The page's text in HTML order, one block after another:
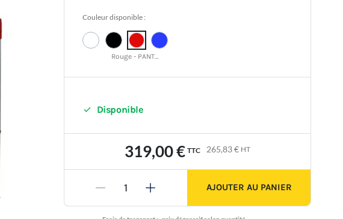
Couleur disponible :
Rouge - PANTONE 18-1663 TCX
 Disponible
319,00 € TTC 265,83 € HT
- + AJOUTER AU PANIER